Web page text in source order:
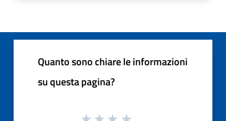
Quanto sono chiare le informazioni
su questa pagina?